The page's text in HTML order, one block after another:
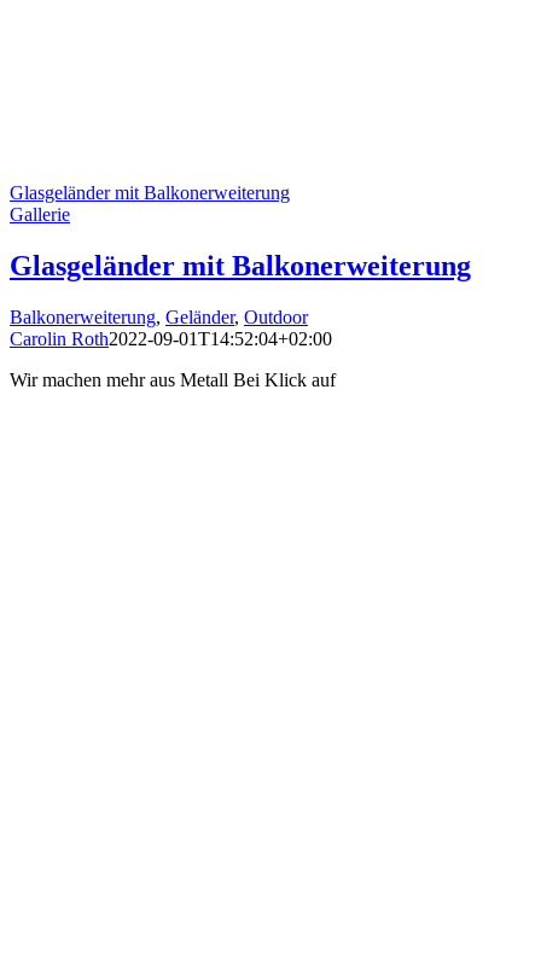
Glasgeländer mit Balkonerweiterung
Gallerie
Glasgeländer mit Balkonerweiterung
Balkonerweiterung, Geländer, Outdoor
Carolin Roth2022-09-01T14:52:04+02:00
Wir machen mehr aus Metall Bei Klick auf